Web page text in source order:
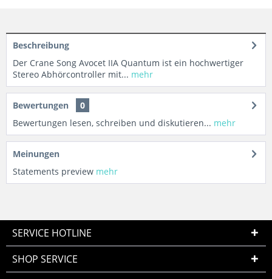
Beschreibung
Der Crane Song Avocet IIA Quantum ist ein hochwertiger
Stereo Abhörcontroller mit... mehr
Bewertungen
0
Bewertungen lesen, schreiben und diskutieren... mehr
Meinungen
Statements preview mehr
SERVICE HOTLINE
SHOP SERVICE